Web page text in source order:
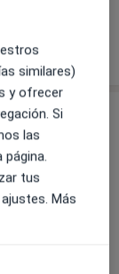
hombro del
Pau
e
de
of
Sports
of Sports
similares)
y ofrecer
Si
las
tus
Más